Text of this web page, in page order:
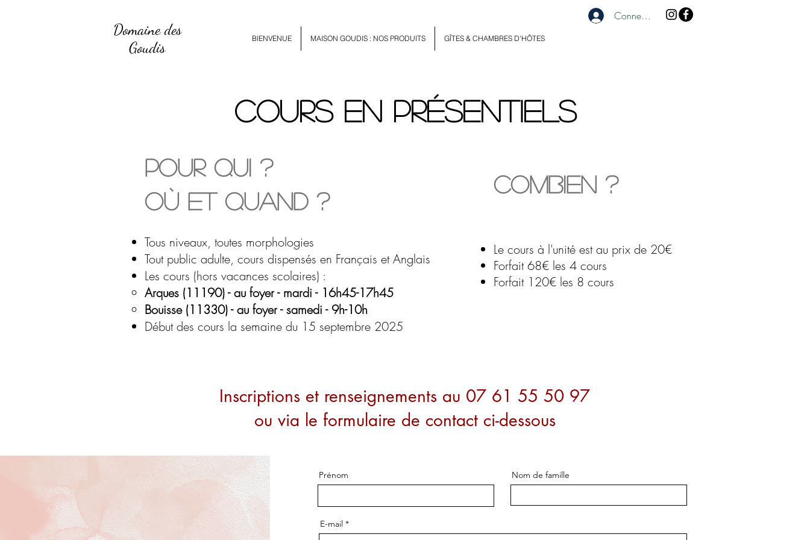
Domaine des
Goudis
Connexion
BIENVENUE MAISON GOUDIS : NOS PRODUITS GÎTES & CHAMBRES D'HÔTES
cours en présentiels
Tous niveaux, toutes morphologies
Tout public adulte, cours dispensés en Français et Anglais
Les cours (hors vacances scolaires) :
Arques (11190) - au foyer - mardi - 16h45-17h45
Bouisse (11330) - au foyer - samedi - 9h-10h
Début des cours la semaine du 15 septembre 2025
Le cours à l'unité est au prix de 20€
Forfait 68€ les 4 cours
Forfait 120€ les 8 cours
Pour qui ?
où et quand ?
Combien ?
Inscriptions et renseignements au 07 61 55 50 97
ou via le formulaire de contact ci-dessous
Prénom Nom de famille
E-mail